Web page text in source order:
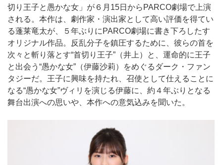
切り王子と愚かな女」が６月15日からPARCO劇場で上演
される。本作は、劇作家・演出家として高い評価を得てい
る蓬莱竜太が、５年ぶりにPARCO劇場に書き下ろしたす
オリジナル作品。反乱分子を鎮圧するために、彼らの首を
次々と斬り落とす“首切り王子”（井上）と、運命的に王子
と出会う“愚かな女”（伊藤沙莉）をめぐるダーク・ファン
タジーだ。王子に興味を持たれ、召使として仕えることに
なる“愚かな女”ヴィリを演じる伊藤に、約４年ぶりとなる
舞台出演への思いや、本作への意気込みを聞いた。